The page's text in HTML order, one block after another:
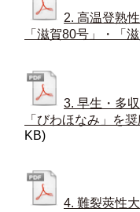
2. 高温登熟
「滋賀80号」・「滋
3. 早生・多
「びわほなみ」を
KB)
4. 難裂莢性